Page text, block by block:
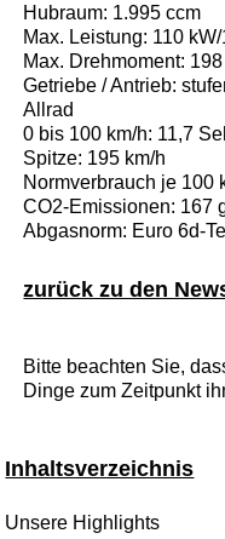
Hubraum: 1.995 ccm
Max. Leistung: 110
Max. Drehmoment:
Getriebe / Antrieb:
Allrad
0 bis 100 km/h: 11,7
Spitze: 195 km/h
Normverbrauch je 100
CO2-Emissionen: 167
Abgasnorm: Euro 6d-
zurück zu den
Bitte beachten Sie,
Dinge zum Zeitpunkt
Inhaltsverzeichnis
Unsere Highlights